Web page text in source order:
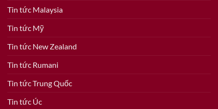
Tin tức Malaysia
Tin tức Mỹ
Tin tức New Zealand
Tin tức Rumani
Tin tức Trung Quốc
Tin tức Úc